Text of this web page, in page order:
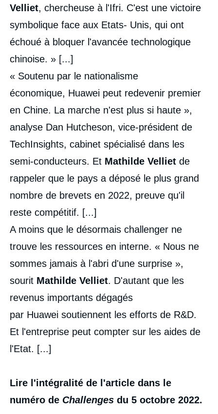
Velliet, chercheuse à l'Ifri. C'est une victoire
symbolique face aux Etats- Unis, qui ont
échoué à bloquer l'avancée technologique
chinoise. » [...]
« Soutenu par le nationalisme
économique, Huawei peut redevenir premier
en Chine. La marche n'est plus si haute »,
analyse Dan Hutcheson, vice-président de
TechInsights, cabinet spécialisé dans les
semi-conducteurs. Et Mathilde Velliet de
rappeler que le pays a déposé le plus grand
nombre de brevets en 2022, preuve qu'il
reste compétitif. [...]
A moins que le désormais challenger ne
trouve les ressources en interne. « Nous ne
sommes jamais à l'abri d'une surprise »,
sourit Mathilde Velliet. D'autant que les
revenus importants dégagés
par Huawei soutiennent les efforts de R&D.
Et l'entreprise peut compter sur les aides de
l'Etat. [...]
Lire l'intégralité de l'article dans le
numéro de Challenges du 5 octobre 2022.